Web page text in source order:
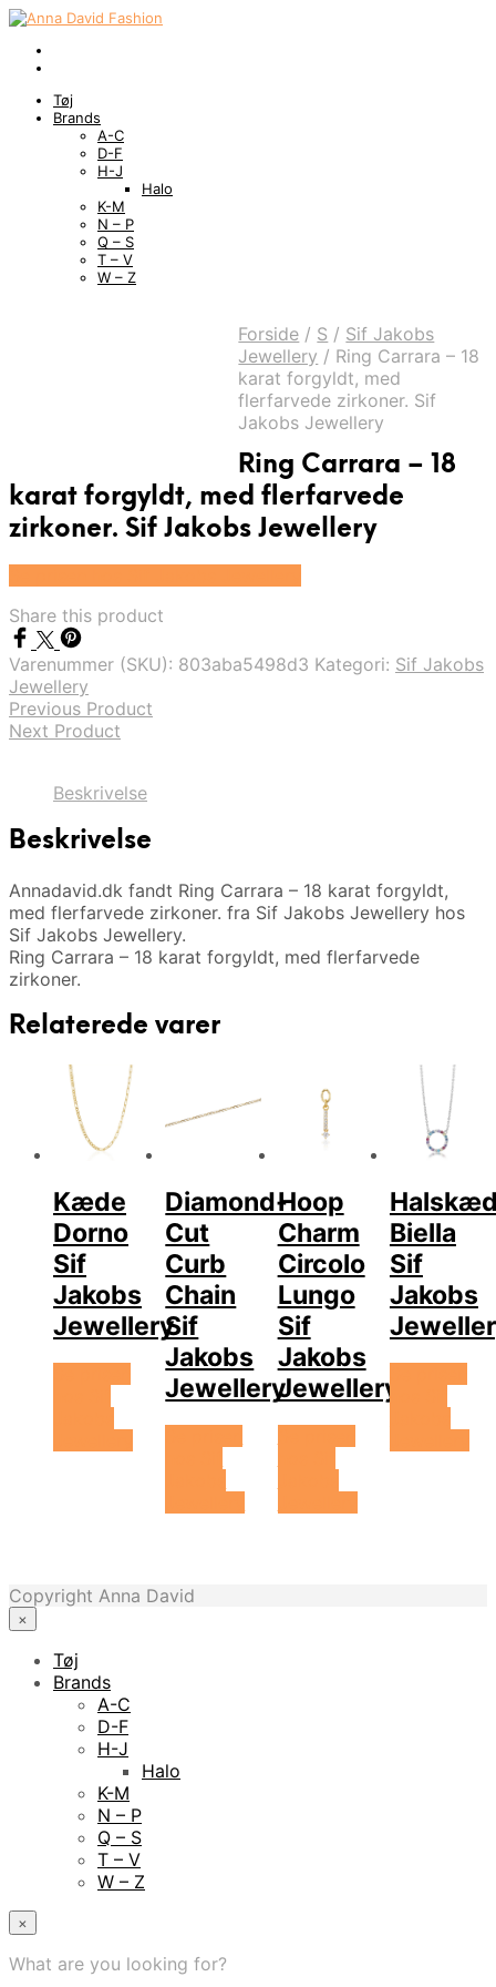
Tøj
Brands
A-C
D-F
H-J
Halo
K-M
N – P
Q – S
T – V
W – Z
Forside / S / Sif Jakobs
Jewellery / Ring Carrara – 18
karat forgyldt, med
flerfarvede zirkoner. Sif
Jakobs Jewellery
Ring Carrara – 18
karat forgyldt, med flerfarvede
zirkoner. Sif Jakobs Jewellery
Share this product
Varenummer (SKU): 803aba5498d3 Kategori: Sif Jakobs
Jewellery
Previous Product
Next Product
Beskrivelse
Beskrivelse
Annadavid.dk fandt Ring Carrara – 18 karat forgyldt,
med flerfarvede zirkoner. fra Sif Jakobs Jewellery hos
Sif Jakobs Jewellery.
Ring Carrara – 18 karat forgyldt, med flerfarvede
zirkoner.
Relaterede varer
Kæde
Dorno
Sif
Jakobs
Jewellery
Diamond-
Cut
Curb
Chain
Sif
Jakobs
Jewellery
Hoop
Charm
Circolo
Lungo
Sif
Jakobs
Jewellery
Biella
Sif
Jakobs
hos Sif
Copyright Anna David
×
Tøj
Brands
A-C
D-F
H-J
Halo
K-M
N – P
Q – S
T – V
W – Z
×
What are you looking for?